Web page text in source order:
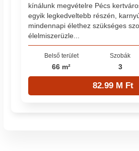
kínálunk megvételre Pécs
egyik legkedveltebb részén,
mindennapi élethez szükséges
élelmiszerüzle...
Belső terület
66 m²
Szobák
3
82.99 M Ft